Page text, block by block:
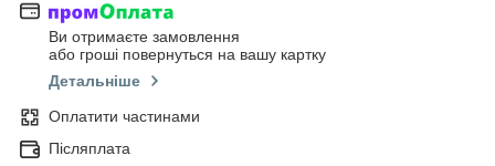
Ви отримаєте замовлення
або гроші повернуться на вашу картку
Детальніше
Оплатити частинами
Післяплата